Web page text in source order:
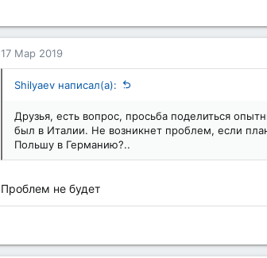
17 Мар 2019
Shilyaev написал(а):
Друзья, есть вопрос, просьба поделиться
был в Италии. Не возникнет проблем, если
Польшу в Германию?..
Проблем не будет